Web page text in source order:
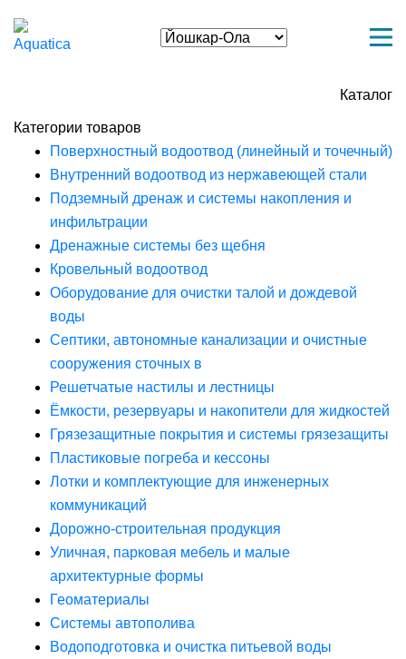
Каталог
Категории товаров
Поверхностный водоотвод (линейный и точечный)
Внутренний водоотвод из нержавеющей стали
Подземный дренаж и системы накопления и
инфильтрации
Дренажные системы без щебня
Кровельный водоотвод
Оборудование для очистки талой и дождевой
воды
Септики, автономные канализации и очистные
сооружения сточных в
Решетчатые настилы и лестницы
Ёмкости, резервуары и накопители для жидкостей
Грязезащитные покрытия и системы грязезащиты
Пластиковые погреба и кессоны
Лотки и комплектующие для инженерных
коммуникаций
Дорожно-строительная продукция
Уличная, парковая мебель и малые
архитектурные формы
Геоматериалы
Системы автополива
Водоподготовка и очистка питьевой воды